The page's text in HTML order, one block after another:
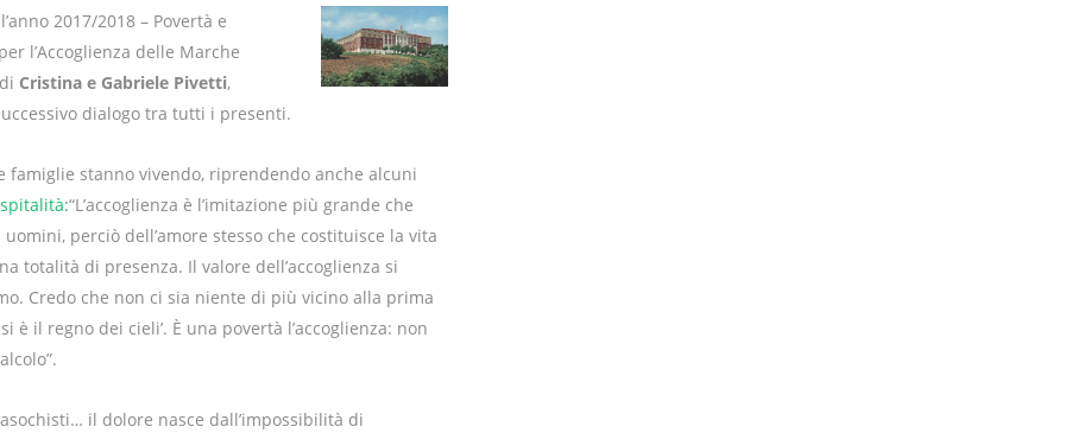
2017/2018 – Povertà e
l’Accoglienza delle Marche
Cristina e Gabriele Pivetti,
dialogo tra tutti i presenti.
famiglie stanno vivendo, riprendendo anche alcuni
“L’accoglienza è l’imitazione più grande che
perciò dell’amore stesso che costituisce la vita
totalità di presenza. Il valore dell’accoglienza si
Credo che non ci sia niente di più vicino alla prima
il regno dei cieli’. È una povertà l’accoglienza: non
il dolore nasce dall’impossibilità di